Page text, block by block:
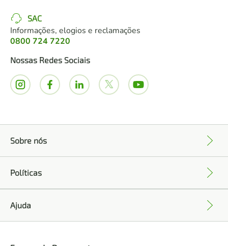
SAC
Informações, elogios e reclamações
0800 724 7220
Nossas Redes Sociais
Sobre nós
Políticas
Ajuda